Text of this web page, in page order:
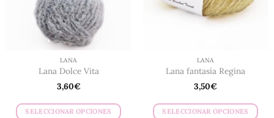
en
la
página
de
producto
en
producto
LANA
Lana Dolce Vita
3,60€
SELECCIONAR OPCIONES
LANA
Lana fantasía Regina
3,50€
SELECCIONAR OPCIONES